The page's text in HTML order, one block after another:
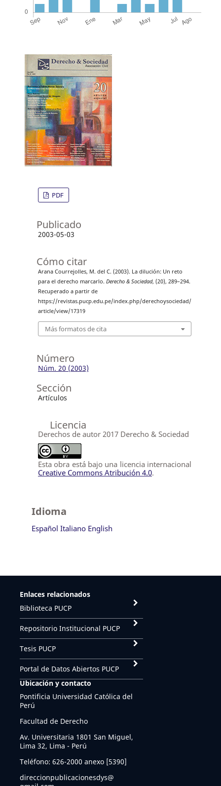
PDF
Publicado
2003-05-03
Cómo citar
Arana Courrejolles, M. del C. (2003). La dilución: Un reto
para el derecho marcarlo. Derecho & Sociedad, (20), 289–294.
Recuperado a partir de
https://revistas.pucp.edu.pe/index.php/derechoysociedad/
article/view/17319
Más formatos de cita
Número
Núm. 20 (2003)
Sección
Artículos
Licencia
Derechos de autor 2017 Derecho & Sociedad
Esta obra está bajo una licencia internacional
Creative Commons Atribución 4.0.
Idioma
Español Italiano English
Enlaces relacionados
Biblioteca PUCP
Repositorio Institucional PUCP
Tesis PUCP
Portal de Datos Abiertos PUCP
Ubicación y contacto
Pontificia Universidad Católica del
Perú
Facultad de Derecho
Av. Universitaria 1801 San Miguel,
Lima 32, Lima - Perú
Teléfono: 626-2000 anexo [5390]
direccionpublicacionesdys@